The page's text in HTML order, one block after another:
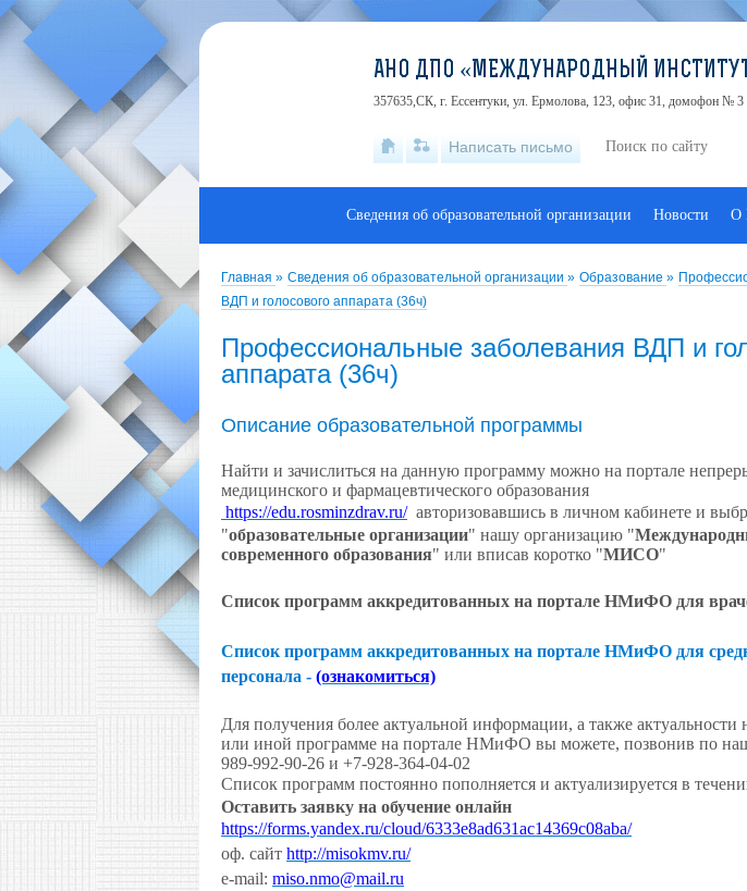
Главная » Сведения об образовательной организации » Образование »
ВДП и голосового аппарата (36ч)
Профессиональные заболевания ВДП и
аппарата (36ч)
Описание образовательной программы
Найти и зачислиться на данную программу можно на портале
медицинского и фармацевтического образования
https://edu.rosminzdrav.ru/авторизовавшись в личном кабинете и
"образовательные организации" нашу организацию "
современного образования" или вписав коротко "МИСО"
Список программ аккредитованных на портале НМиФО для
Список программ аккредитованных на портале НМиФО для
персонала - (ознакомиться)
Для получения более актуальной информации, а также актуальности
или иной программе на портале НМиФО вы можете, позвонив по
989-992-90-26 и +7-928-364-04-02
Список программ постоянно пополняется и актуализируется в
Оставить заявку на обучение онлайн
https://forms.yandex.ru/cloud/6333e8ad631ac14369c08aba/
оф. сайт http://misokmv.ru/
e-mail: miso.nmo@mail.ru
АНО ДПО «МЕЖДУНАРОДНЫЙ
357635,СК, г. Ессентуки, ул. Ермолова, 123, офис 31, домофон № 3
Написать письмо
Сведения об образовательной организации Новости О